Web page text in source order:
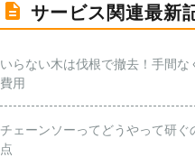
サービス関連最新
いらない木は伐根で撤去！手間
費用
チェーンソーってどうやって研
点